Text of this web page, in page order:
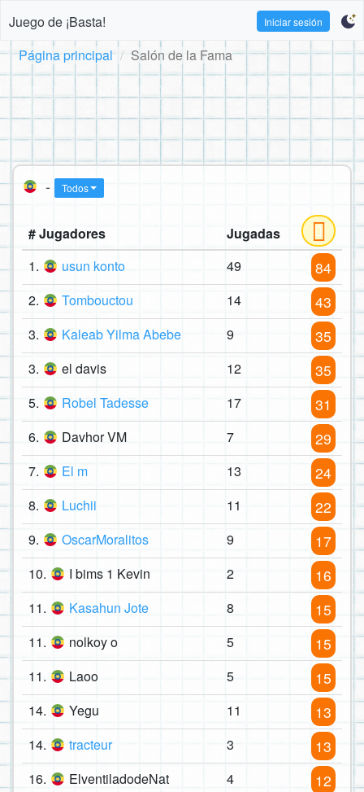
Juego de ¡Basta! Iniciar sesión
Página principal Salón de la Fama
- Todos
# Jugadores
Jugadas
1.
usun konto 49 84
2. Tombouctou 14 43
3. Kaleab Yilma Abebe 9 35
3. el davis 12 35
5. Robel Tadesse 17 31
6. Davhor VM 7 29
7. El m 13 24
8. Luchii 11 22
9. OscarMoralitos 9 17
10. I bims 1 Kevin 2 16
11. Kasahun Jote 8 15
11. nolkoy o 5 15
11. Laoo 5 15
14. Yegu 11 13
14. tracteur 3 13
16. ElventiladodeNat 4 12